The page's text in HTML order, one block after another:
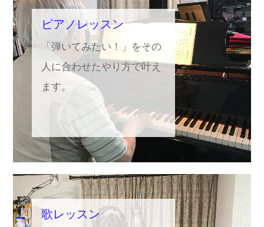
2022.04.03
新年度応援！レッスン料半額キャンペーンandレッスン時間
延長のお知らせ！
2022.02.08
音痴を治すオンラインレッスン【5日間短期集中コース】を
開講！
2024.05.08 ボーカル録音の料金を設定しました♪
ピアノレッスン
「弾いてみたい！」をその
人に合わせたやり方で叶え
ます。
歌レッスン